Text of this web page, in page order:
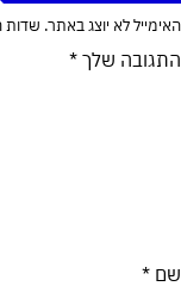
האימייל לא יוצג באתר. שדות
התגובה שלך *
שם *